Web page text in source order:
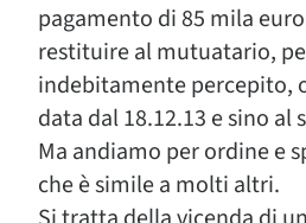
pagamento di 85 mila
restituire al mutuatario,
indebitamente percepito,
data dal 18.12.13 e sino al
Ma andiamo per ordine e
che è simile a molti altri.